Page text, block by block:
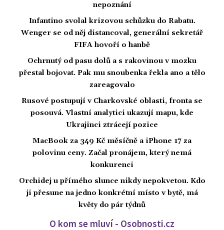
nepoznání
Infantino svolal krizovou schůzku do Rabatu.
Wenger se od něj distancoval, generální sekretář
FIFA hovoří o hanbě
Ochrnutý od pasu dolů a s rakovinou v mozku
přestal bojovat. Pak mu snoubenka řekla ano a tělo
zareagovalo
Rusové postupují v Charkovské oblasti, fronta se
posouvá. Vlastní analytici ukazují mapu, kde
Ukrajinci ztrácejí pozice
MacBook za 349 Kč měsíčně a iPhone 17 za
polovinu ceny. Začal pronájem, který nemá
konkurenci
Orchidej u přímého slunce nikdy nepokvetou. Kdo
ji přesune na jedno konkrétní místo v bytě, má
květy do pár týdnů
O kom se mluví - Osobnosti.cz